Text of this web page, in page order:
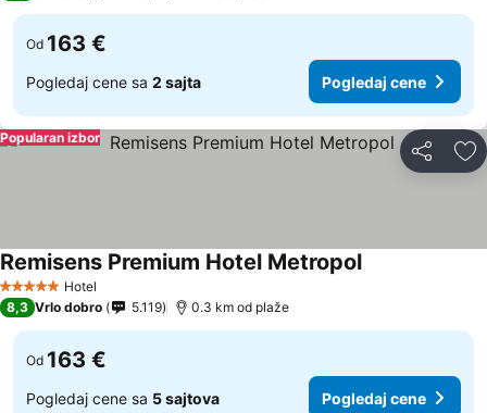
Od 163 €
Pogledaj cene sa 2 sajta Pogledaj cene
Deli
Popularan izbor
5 ZvezdiceHotel
Remisens Premium Hotel Metropol
8,3 Vrlo dobro 5.119 0.3 km od plaže
Od 163 €
Pogledaj cene sa 5 sajtova Pogledaj cene